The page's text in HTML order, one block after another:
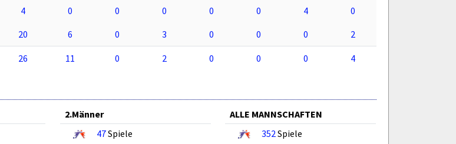
4 0 0 0 0 0 4
0
20 6 0 3 0 0 0 2
26 11 0 2 0 0 0 4
2.Männer
47Spiele
ALLE MANNSCHAFTEN
352Spiele